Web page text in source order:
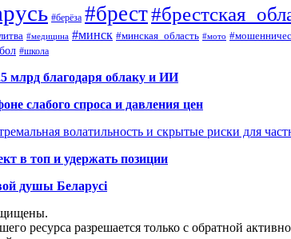
#берёза #брест
#медицина #минск #минская_область #мото
#школа
млрд благодаря облаку и ИИ
слабого спроса и давления цен
волатильность и скрытые риски для
в топ и удержать позиции
душы Беларусі
ресурса разрешается только с обратной